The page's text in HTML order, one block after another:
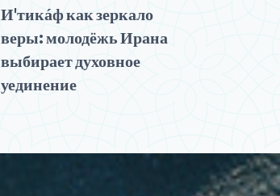
И'тикáф как зеркало
веры: молодёжь Ирана
выбирает духовное
уединение